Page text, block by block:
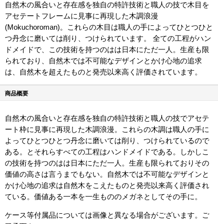
自然木の風合いと存在感を独自の特許技術と職人の技で木目を
アセテートフレームに見事に再現した木調浪漫
(Mokuchoroman)。これらの木目は職人の手によってひとつひと
つ丹念に磨いては削り、つけられています。 全ての工程がハン
ドメイドで、この技術を持つのはは日本にただ一人。生産も限
られており、自然木では不可能なデザインとかけ心地の追求
は、自然木を超えたものと発売以来高く評価されています。
商品概要
自然木の風合いと存在感を独自の特許技術と職人の技でアセテ
ート枠に見事に再現した木調浪漫。これらの木調は職人の手に
よってひとつひとつ丹念に磨いては削り、つけられているので
ある。とそれらすべての工程はハンドメイドである。しかしこ
の技術を持つのはは日本にただ一人。生産も限られておりその
価値の高さは言うまでもない。自然木では不可能なデザインと
かけ心地の追求は自然木をこえたものと発売以来高く評価され
ている。価値ある一本を一生もののメガネとしてその手に。
ケース等付属品については画像と異なる場合がございます。ご